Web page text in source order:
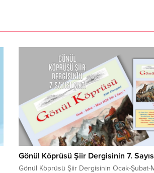
Gönül Köprüsü Şiir Dergisinin 7.
Gönül Köprüsü Şiir Dergisinin Ocak-Şubat-